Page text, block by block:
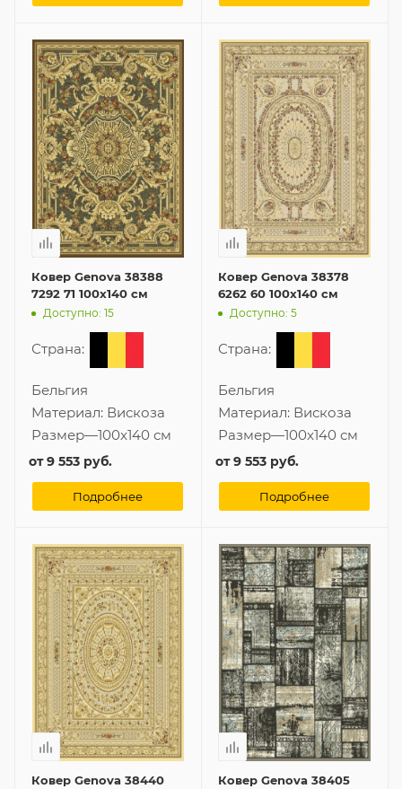
Ковер Genova 38388
7292 71 100x140 см
Доступно: 15
Страна:
Бельгия
Материал: Вискоза
Размер—100x140 см
от9 553 руб.
Подробнее
Ковер Genova 38378
6262 60 100x140 см
Доступно: 5
Страна:
Бельгия
Материал: Вискоза
Размер—100x140 см
от9 553 руб.
Подробнее
Ковер Genova 38440
Ковер Genova 38405